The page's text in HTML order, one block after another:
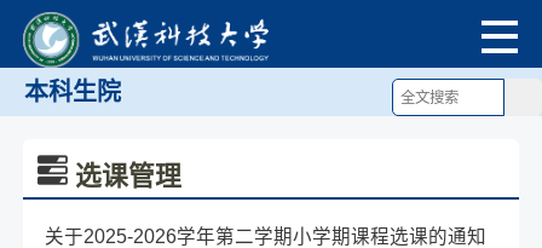
本科生院
选课管理
关于2025-2026学年第二学期小学期课程选课的通知